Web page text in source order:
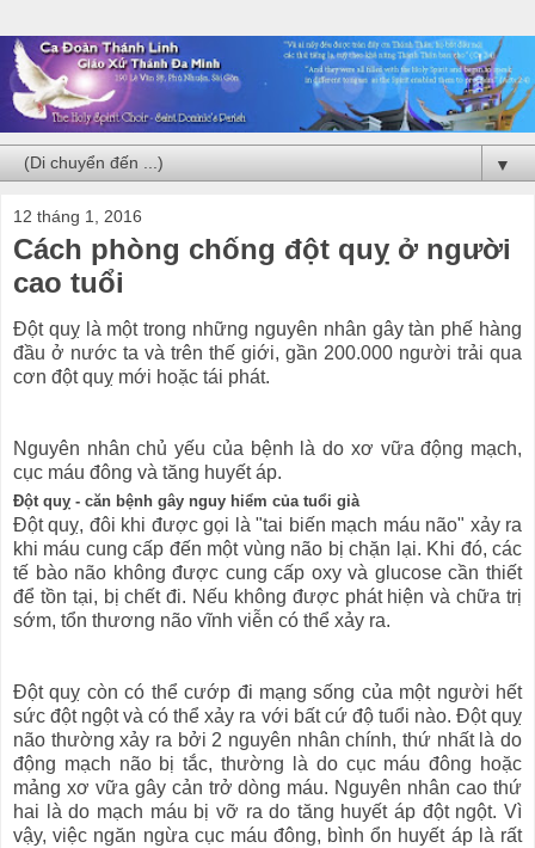
▼
12 tháng 1, 2016
Cách phòng chống đột quỵ ở người
cao tuổi
Đột quỵ là một trong những nguyên nhân gây tàn phế hàng
đầu ở nước ta và trên thế giới, gần 200.000 người trải qua
cơn đột quỵ mới hoặc tái phát.
Nguyên nhân chủ yếu của bệnh là do xơ vữa động mạch,
cục máu đông và tăng huyết áp.
Đột quỵ - căn bệnh gây nguy hiểm của tuổi già
Đột quỵ, đôi khi được gọi là "tai biến mạch máu não" xảy ra
khi máu cung cấp đến một vùng não bị chặn lại. Khi đó, các
tế bào não không được cung cấp oxy và glucose cần thiết
để tồn tại, bị chết đi. Nếu không được phát hiện và chữa trị
sớm, tổn thương não vĩnh viễn có thể xảy ra.
Đột quỵ còn có thể cướp đi mạng sống của một người hết
sức đột ngột và có thể xảy ra với bất cứ độ tuổi nào. Đột quỵ
não thường xảy ra bởi 2 nguyên nhân chính, thứ nhất là do
động mạch não bị tắc, thường là do cục máu đông hoặc
mảng xơ vữa gây cản trở dòng máu. Nguyên nhân cao thứ
hai là do mạch máu bị vỡ ra do tăng huyết áp đột ngột. Vì
vậy, việc ngăn ngừa cục máu đông, bình ổn huyết áp là rất